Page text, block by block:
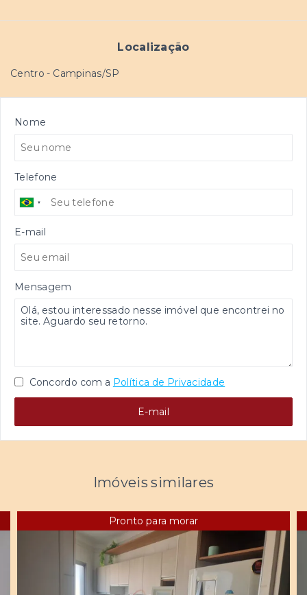
Localização
Centro - Campinas/SP
Nome
Telefone
E-mail
Mensagem
Concordo com a Política de Privacidade
E-mail
Imóveis similares
Pronto para morar